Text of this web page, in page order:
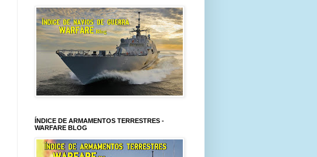
ÍNDICE DE ARMAMENTOS TERRESTRES -
WARFARE BLOG